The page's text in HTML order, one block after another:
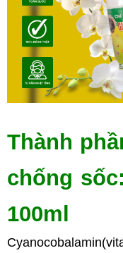
Thành
chống
100ml